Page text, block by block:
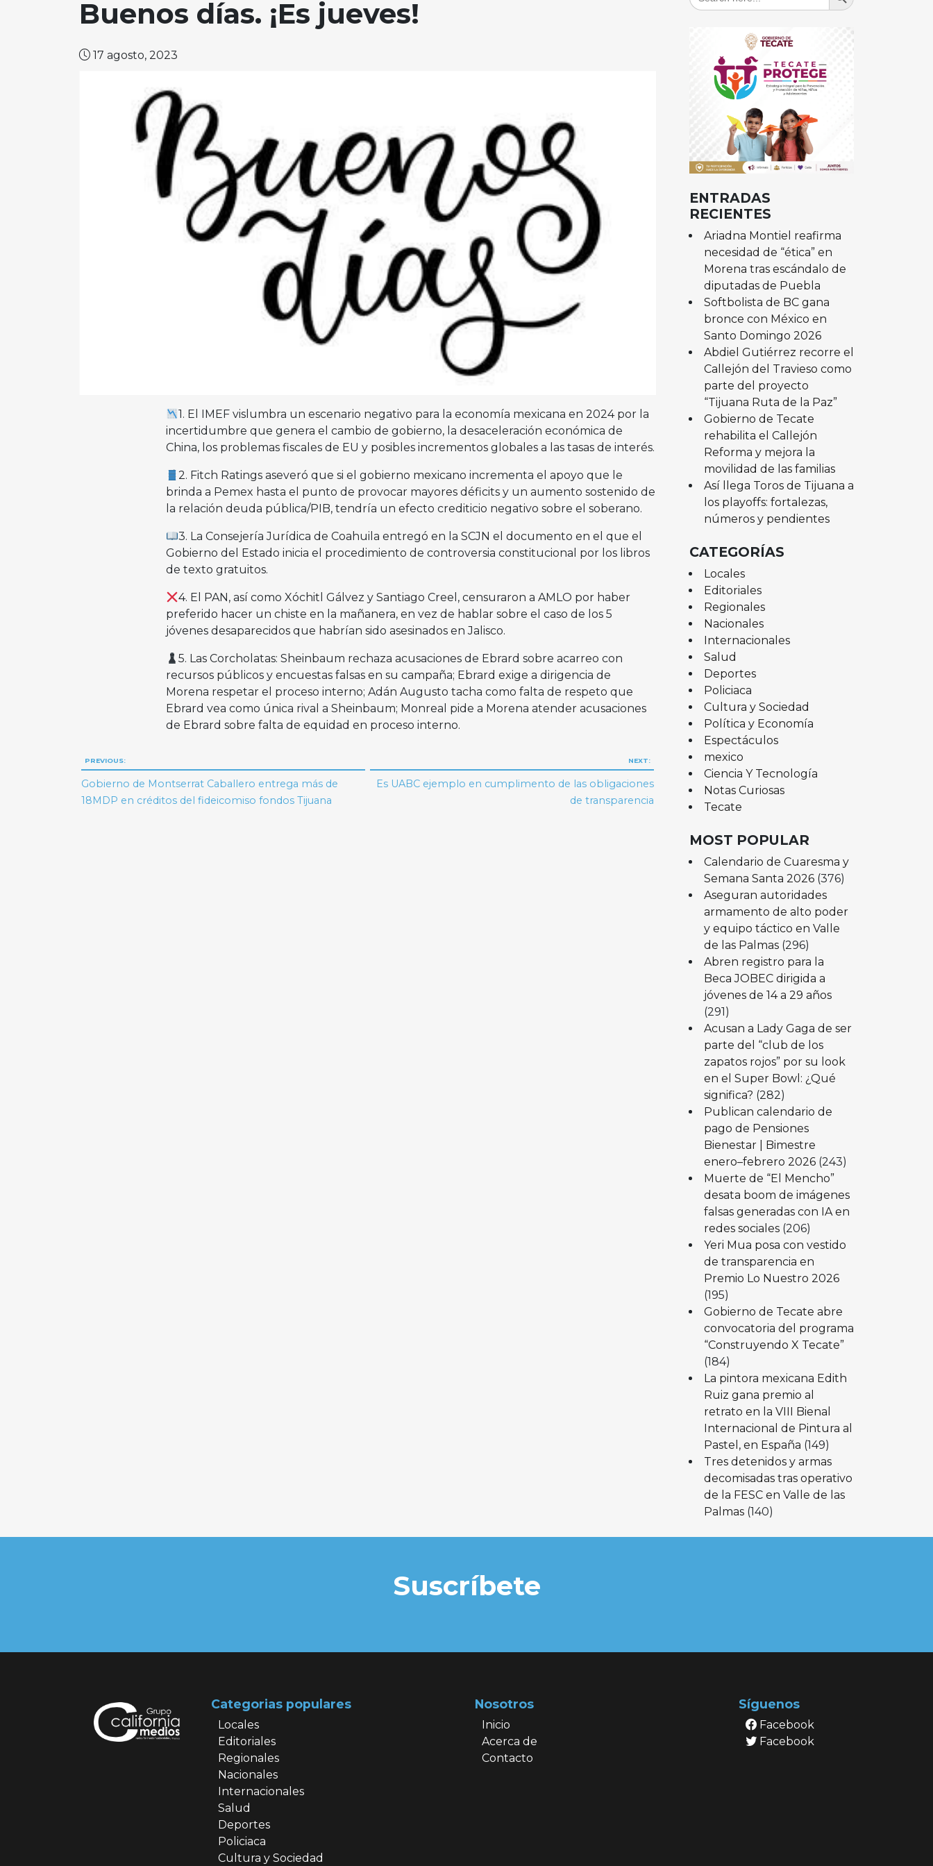
Buenos días. ¡Es jueves!
17 agosto, 2023
1. El IMEF vislumbra un escenario negativo para la economía mexicana en 2024 por la
incertidumbre que genera el cambio de gobierno, la desaceleración económica de
China, los problemas fiscales de EU y posibles incrementos globales a las tasas de interés.
2. Fitch Ratings aseveró que si el gobierno mexicano incrementa el apoyo que le
brinda a Pemex hasta el punto de provocar mayores déficits y un aumento sostenido de
la relación deuda pública/PIB, tendría un efecto crediticio negativo sobre el soberano.
3. La Consejería Jurídica de Coahuila entregó en la SCJN el documento en el que el
Gobierno del Estado inicia el procedimiento de controversia constitucional por los libros
de texto gratuitos.
4. El PAN, así como Xóchitl Gálvez y Santiago Creel, censuraron a AMLO por haber
preferido hacer un chiste en la mañanera, en vez de hablar sobre el caso de los 5
jóvenes desaparecidos que habrían sido asesinados en Jalisco.
5. Las Corcholatas: Sheinbaum rechaza acusaciones de Ebrard sobre acarreo con
recursos públicos y encuestas falsas en su campaña; Ebrard exige a dirigencia de
Morena respetar el proceso interno; Adán Augusto tacha como falta de respeto que
Ebrard vea como única rival a Sheinbaum; Monreal pide a Morena atender acusaciones
de Ebrard sobre falta de equidad en proceso interno.
Navegación
de
PREVIOUS:
Gobierno de Montserrat Caballero entrega más de
18MDP en créditos del fideicomiso fondos Tijuana
NEXT:
Es UABC ejemplo en cumplimento de las obligaciones
de transparencia
ENTRADAS
RECIENTES
Ariadna Montiel reafirma
necesidad de “ética” en
Morena tras escándalo de
diputadas de Puebla
Softbolista de BC gana
bronce con México en
Santo Domingo 2026
Abdiel Gutiérrez recorre el
Callejón del Travieso como
parte del proyecto
“Tijuana Ruta de la Paz”
Gobierno de Tecate
rehabilita el Callejón
Reforma y mejora la
movilidad de las familias
Así llega Toros de Tijuana a
los playoffs: fortalezas,
números y pendientes
CATEGORÍAS
Locales
Editoriales
Regionales
Nacionales
Internacionales
Salud
Deportes
Policiaca
Cultura y Sociedad
Política y Economía
Espectáculos
mexico
Ciencia Y Tecnología
Notas Curiosas
Tecate
MOST POPULAR
Calendario de Cuaresma y
Semana Santa 2026 (376)
Aseguran autoridades
armamento de alto poder
y equipo táctico en Valle
de las Palmas (296)
Abren registro para la
Beca JOBEC dirigida a
jóvenes de 14 a 29 años
(291)
Acusan a Lady Gaga de ser
parte del “club de los
zapatos rojos” por su look
en el Super Bowl: ¿Qué
significa? (282)
Publican calendario de
pago de Pensiones
Bienestar | Bimestre
enero–febrero 2026 (243)
Muerte de “El Mencho”
desata boom de imágenes
falsas generadas con IA en
redes sociales (206)
Yeri Mua posa con vestido
de transparencia en
Premio Lo Nuestro 2026
(195)
Gobierno de Tecate abre
convocatoria del programa
“Construyendo X Tecate”
(184)
La pintora mexicana Edith
Ruiz gana premio al
retrato en la VIII Bienal
Internacional de Pintura al
Pastel, en España (149)
Tres detenidos y armas
decomisadas tras operativo
de la FESC en Valle de las
Palmas (140)
Suscríbete
Categorias populares
Locales
Editoriales
Regionales
Nacionales
Internacionales
Salud
Deportes
Policiaca
Cultura y Sociedad
Nosotros
Inicio
Acerca de
Contacto
Síguenos
Facebook
Facebook